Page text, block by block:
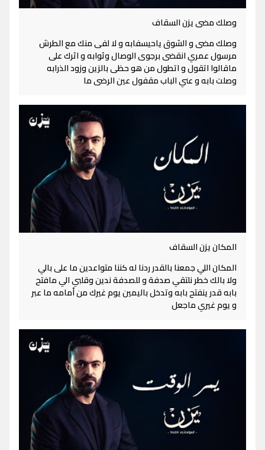
وصلك مضى يزن السقاف
وصلك مضى و الشوق ياحيسفابه و لا لفى منك مع الطرش
مرسول عمري انقضى برجوى الوصال وثوابه و اثرك على
ماقالوا اتقول و اتطول من هو حظى بالزين وزود الذرابه
وصلت بابه و عني الباب مقفول عين الرضى ما
المكان يزن السقاف
المكان اللي جمعنا بالقدر ردنا له كننا متواعدين ما على بالي
ولا بالك خطر نلتقي صدفة و للصدفة ندين وقلبي الي مافتح
بابه قدر ينفتح بابه وتدخل باليمين يوم غيرك من أمامه ما عبر
و يوم غيري ماجعل